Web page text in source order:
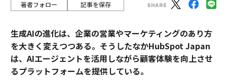
著者フォロー 記事を保存
生成AIの進化は、企業の営業やマーケティングのあり方
を大きく変えつつある。そうしたなかHubSpot Japan
は、AIエージェントを活用しながら顧客体験を向上させ
るプラットフォームを提供している。